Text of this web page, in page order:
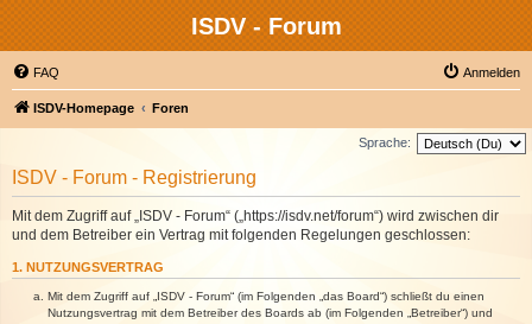
ISDV - Forum
FAQ Anmelden
ISDV-Homepage Foren
Sprache:
ISDV - Forum - Registrierung
Mit dem Zugriff auf „ISDV - Forum“ („https://isdv.net/forum“) wird zwischen dir
und dem Betreiber ein Vertrag mit folgenden Regelungen geschlossen:
1. NUTZUNGSVERTRAG
Mit dem Zugriff auf „ISDV - Forum“ (im Folgenden „das Board“) schließt du einen
Nutzungsvertrag mit dem Betreiber des Boards ab (im Folgenden „Betreiber“) und